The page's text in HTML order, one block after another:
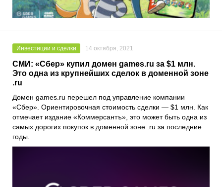
Инвестиции и сделки 14 октября, 2021
СМИ: «Сбер» купил домен games.ru за $1 млн.
Это одна из крупнейших сделок в доменной зоне
.ru
Домен games.ru перешел под управление компании
«Сбер» . Ориентировочная стоимость сделки — $1 млн. Как
отмечает издание «Коммерсантъ» , это может быть одна из
самых дорогих покупок в доменной зоне .ru за последние
годы.